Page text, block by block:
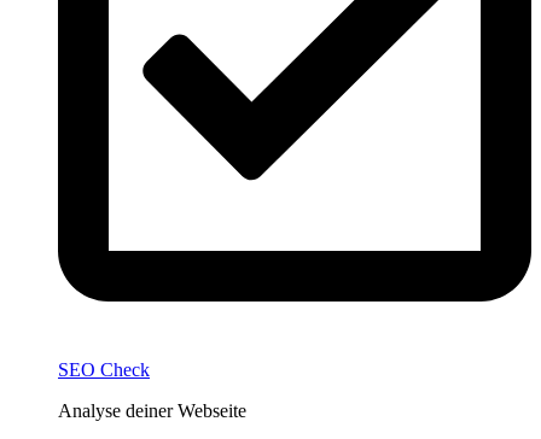
SEO Check
Analyse deiner Webseite